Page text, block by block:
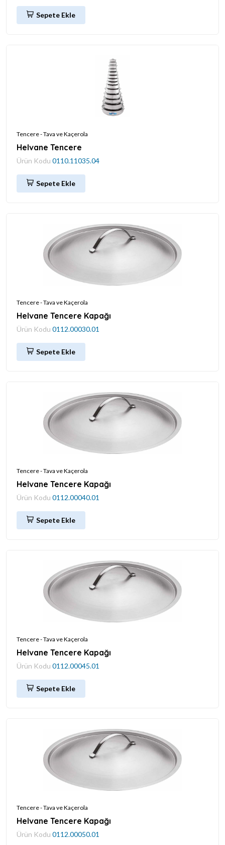
Sepete Ekle
Tencere - Tava ve Kaçerola
Helvane Tencere
Ürün Kodu 0110.11035.04
Sepete Ekle
Tencere - Tava ve Kaçerola
Helvane Tencere Kapağı
Ürün Kodu 0112.00030.01
Sepete Ekle
Tencere - Tava ve Kaçerola
Helvane Tencere Kapağı
Ürün Kodu 0112.00040.01
Sepete Ekle
Tencere - Tava ve Kaçerola
Helvane Tencere Kapağı
Ürün Kodu 0112.00045.01
Sepete Ekle
Tencere - Tava ve Kaçerola
Helvane Tencere Kapağı
Ürün Kodu 0112.00050.01